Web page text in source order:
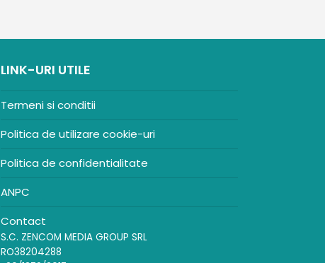
LINK-URI UTILE
Termeni si conditii
Politica de utilizare cookie-uri
Politica de confidentialitate
ANPC
Contact
S.C. ZENCOM MEDIA GROUP SRL
RO38204288